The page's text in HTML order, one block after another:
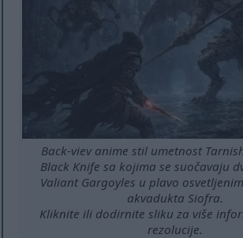
Back-viev anime stil umetnost
Black Knife sa kojima se suočavaju
Valiant Gargoyles u plavo
akvadukta Siofra.
Kliknite ili dodirnite sliku za više
rezolucije.